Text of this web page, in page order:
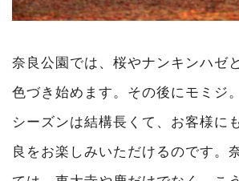
奈良公園では、桜やナンキンハゼ
色づき始めます。その後にモミジ
シーズンは結構長くて、お客様に
良をお楽しみいただけるのです。